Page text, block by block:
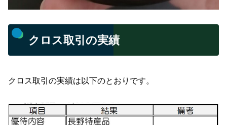
クロス取引の実績
クロス取引の実績は以下のとおりです。